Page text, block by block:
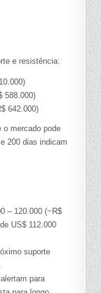
e resistência:
588.000)
642.000)
o mercado pode
200 dias indicam
– 120.000 (~R$
US$ 112.000
suporte
para